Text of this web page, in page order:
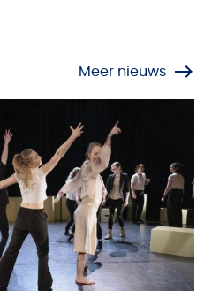
Meer nieuws